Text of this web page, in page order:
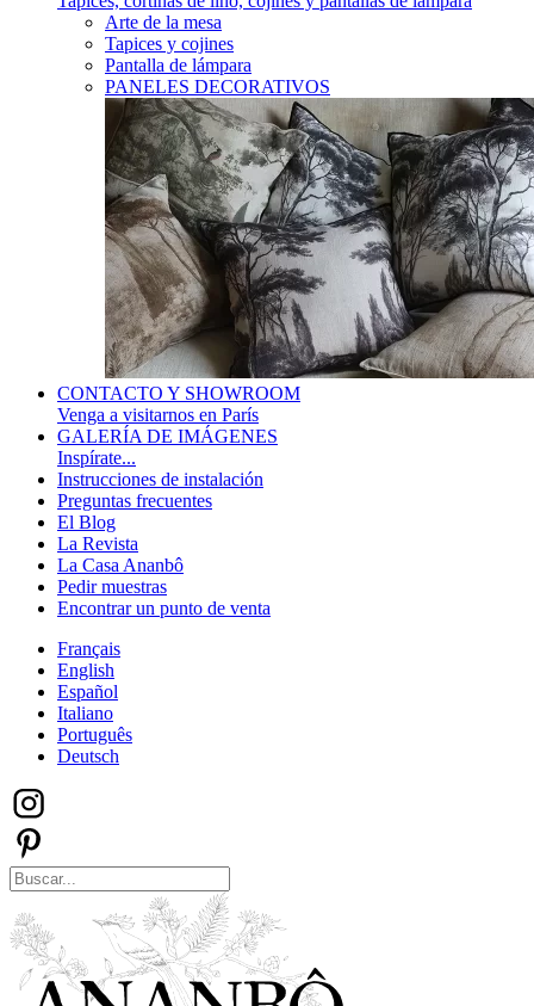
Arte de la mesa
Tapices y cojines
Pantalla de lámpara
PANELES DECORATIVOS
CONTACTO Y SHOWROOM
Venga a visitarnos en París
GALERÍA DE IMÁGENES
Inspírate...
Instrucciones de instalación
Preguntas frecuentes
El Blog
La Revista
La Casa Ananbô
Pedir muestras
Encontrar un punto de venta
Français
English
Español
Italiano
Português
Deutsch